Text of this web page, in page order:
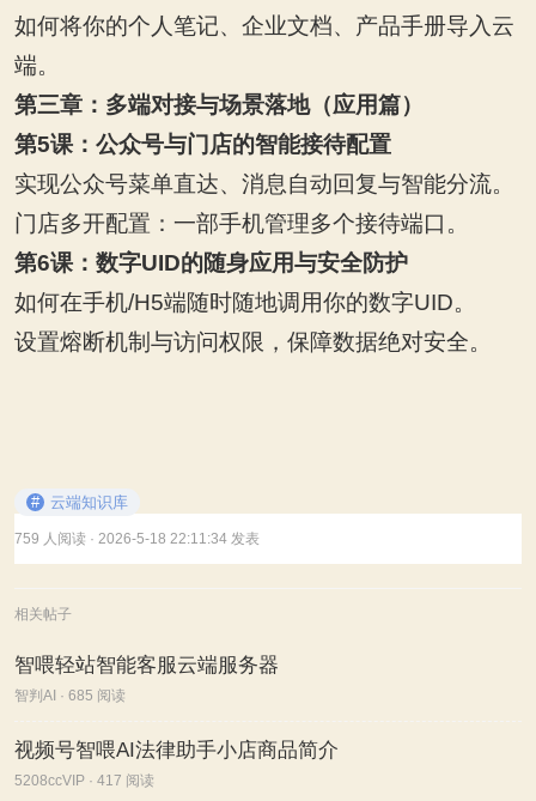
如何将你的个人笔记、企业文档、产品手册导入云
端。
第三章：多端对接与场景落地（应用篇）
第5课：公众号与门店的智能接待配置
实现公众号菜单直达、消息自动回复与智能分流。
门店多开配置：一部手机管理多个接待端口。
第6课：数字UID的随身应用与安全防护
如何在手机/H5端随时随地调用你的数字UID。
设置熔断机制与访问权限，保障数据绝对安全。
# 云端知识库
759 人阅读 · 2026-5-18 22:11:34 发表
相关帖子
智喂轻站智能客服云端服务器
智判AI · 685 阅读
视频号智喂AI法律助手小店商品简介
5208ccVIP · 417 阅读